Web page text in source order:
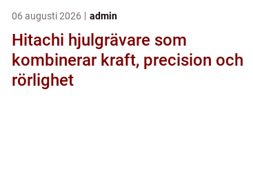
06 augusti 2026 admin
Hitachi hjulgrävare som
kombinerar kraft, precision och
rörlighet